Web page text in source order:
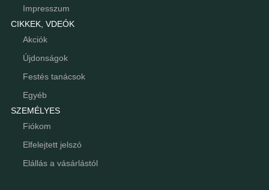
Impresszum
CIKKEK, VDEÓK
Akciók
Újdonságok
Festés tanácsok
Egyéb
SZEMÉLYES
Fiókom
Elfelejtett jelszó
Elállás a vásárlástól